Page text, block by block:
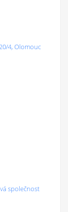
4, Olomouc
společnost